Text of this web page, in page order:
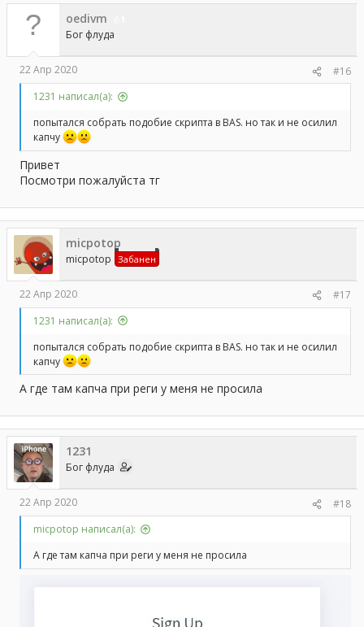
oedivm
Бог флуда
22 Апр 2020
#16
1231 написал(а):
попытался собрать подобие скрипта в BAS. но так и не осилил
капчу
Привет
Посмотри пожалуйста тг
micpotop
micpotop Забанен
22 Апр 2020
#17
1231 написал(а):
попытался собрать подобие скрипта в BAS. но так и не осилил
капчу
А где там капча при реги у меня не просила
1231
Бог флуда
22 Апр 2020
#18
micpotop написал(а):
А где там капча при реги у меня не просила